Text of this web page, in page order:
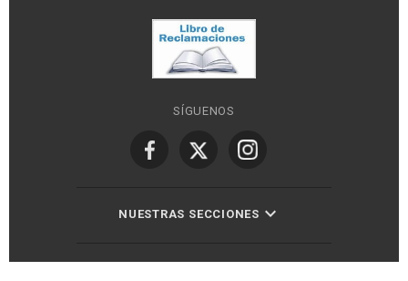
SÍGUENOS
NUESTRAS SECCIONES